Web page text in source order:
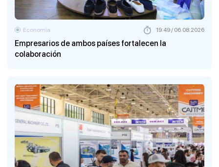
Empresarios de ambos países fortalecen la
colaboración
Economía 19:49 / 06.08.2026